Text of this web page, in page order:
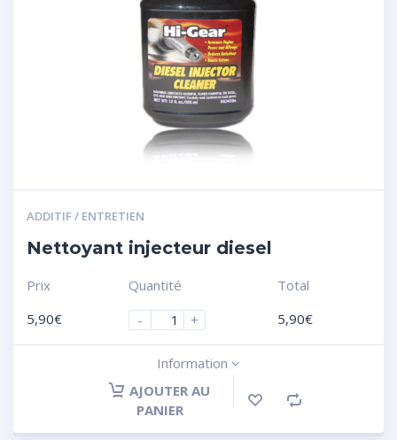
ADDITIF / ENTRETIEN
Nettoyant injecteur diesel
Prix
5,90€
Quantité
-
+
Total
5,90€
Information
AJOUTER AU
PANIER